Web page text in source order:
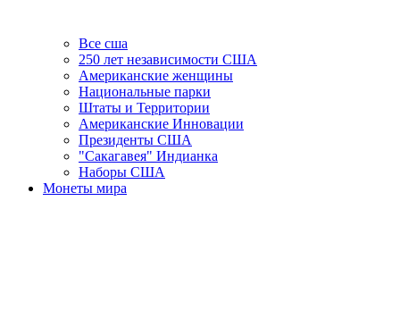
Все сша
250 лет независимости США
Американские женщины
Национальные парки
Штаты и Территории
Американские Инновации
Президенты США
"Сакагавея" Индианка
Наборы США
Монеты мира